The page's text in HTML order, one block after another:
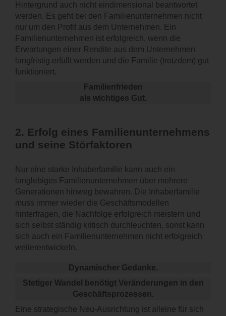
Hintergrund auch nicht eindimensional beantwortet
werden. Es geht bei den Familienunternehmen nicht
nur um den Profit aus dem Unternehmen. Ein
Familienunternehmen ist erfolgreich, wenn die
Erwartungen einer Rendite aus dem Unternehmen
langfristig erfüllt werden und die Familie (trotzdem) gut
funktioniert.
Familienfrieden
als wichtiges Gut.
2. Erfolg eines Familienunternehmens
und seine Störfaktoren
Nur eine starke Inhaberfamilie kann auch ein
langlebiges Familienunternehmen über mehrere
Generationen hinweg bewahren. Die Inhaberfamilie
muss immer wieder die Geschäftsmodellen
hinterfragen, die Nachfolge erfolgreich meistern und
sich selbst ständig kritisch durchleuchten, sonst kann
sich auch ein Familienunternehmen nicht erfolgreich
weiterentwickeln.
Dynamischer Gedanke.
Stetiger Wandel benötigt Veränderungen in den
Geschäftsprozessen.
Eine strategische Neu-Ausrichtung ist alleine für sich